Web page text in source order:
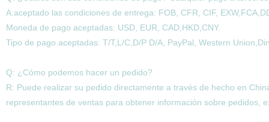
A:aceptado las condiciones de entrega: FOB, CFR, CIF,
Moneda de pago aceptadas: USD, EUR, CAD,HKD,CNY.
Tipo de pago aceptadas: T/T,L/C,D/P D/A, PayPal, Western
Q: ¿Cómo podemos hacer un pedido?
R: Puede realizar su pedido directamente a través de hecho en
representantes de ventas para obtener información sobre pedidos,